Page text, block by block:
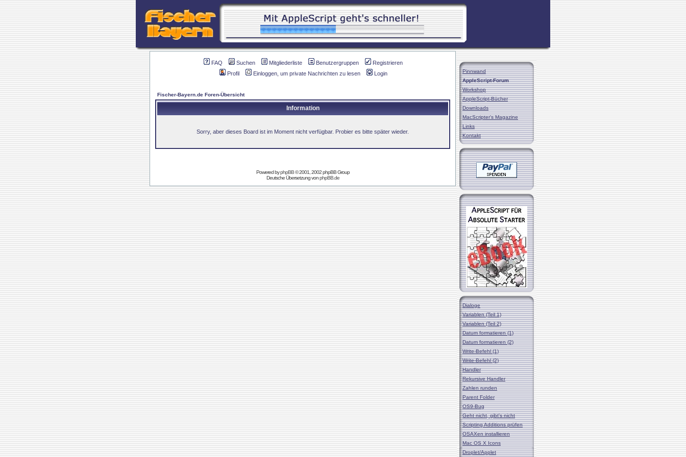
FAQ Suchen Mitgliederliste Benutzergruppen
Registrieren
Profil
Einloggen, um private Nachrichten zu lesen Login
Fischer-Bayern.de Foren-Übersicht
Information
Sorry, aber dieses Board ist im Moment nicht verfügbar. Probier es bitte später wieder.
Powered byphpBB© 2001, 2002 phpBB Group
Deutsche Übersetzung vonphpBB.de
Pinnwand
AppleScript-Forum
Workshop
AppleScript-Bücher
Downloads
MacScripter's Magazine
Links
Kontakt
Dialoge
Variablen (Teil 1)
Variablen (Teil 2)
Datum formatieren (1)
Datum formatieren (2)
Write-Befehl (1)
Write-Befehl (2)
Handler
Rekursive Handler
Zahlen runden
Parent Folder
OS9-Bug
Geht nicht, gibt's nicht
Scripting Additions prüfen
OSAXen installieren
Mac OS X Icons
Droplet/Applet